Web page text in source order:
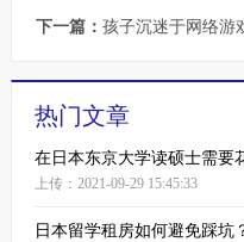
下一篇： 孩子沉迷于网络游
热门文章
在日本东京大学读硕士需要
上传：2021-09-29 15:45:33
日本留学租房如何避免踩坑